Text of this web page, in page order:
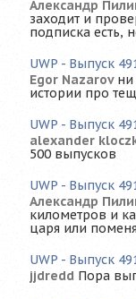
Александр
заходит и
подписка есть,
UWP - Выпуск
Egor Nazarov
истории про
UWP - Выпуск
alexander
500 выпусков
UWP - Выпуск
Александр
километров и
царя или
UWP - Выпуск
jjdredd Пора